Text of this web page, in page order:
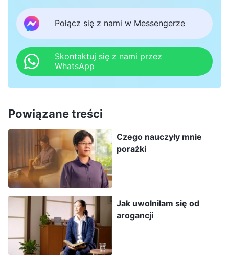
mi wiadomość z zapytaniem o szczegóły
zakupów, bez zastanowienia odpowiedziałam,
że już poczyniłam przygotowania i nie musi się o
nic martwić. W efekcie, przedmioty, które
zakupiłam nie odpowiadały naszym standardom i
zmarnowałam ofiary. Ogarnęła mnie wtedy
było wielkie wykroczenie. Czułam się, jakby
ciężki głaz spoczął mi na sercu i sprawiał, że nie
mogłam oddychać. Często płakałam w ukryciu i
każdego dnia czułam wielkie przygnębienie i ból.
Mój stan się pogarszał, obowiązki stawały się
trudniejsze i nie widziałam wyraźnie wielu
problemów.
Następnie przywódca rozmawiał ze mną,
Połącz się z nami w Messengerze
Skontaktuj się z nami przez
WhatsApp
Powiązane treści
Czego nauczyły mnie
porażki
Jak uwolniłam się od
arogancji